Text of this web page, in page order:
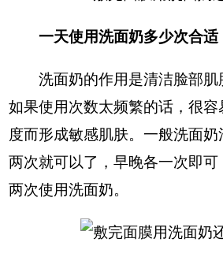
一天使用洗面奶多少次合适
洗面奶的作用是清洁脸部肌
如果使用次数太频繁的话，很
度而形成敏感肌肤。一般洗面奶
两次就可以了，早晚各一次即
两次使用洗面奶。